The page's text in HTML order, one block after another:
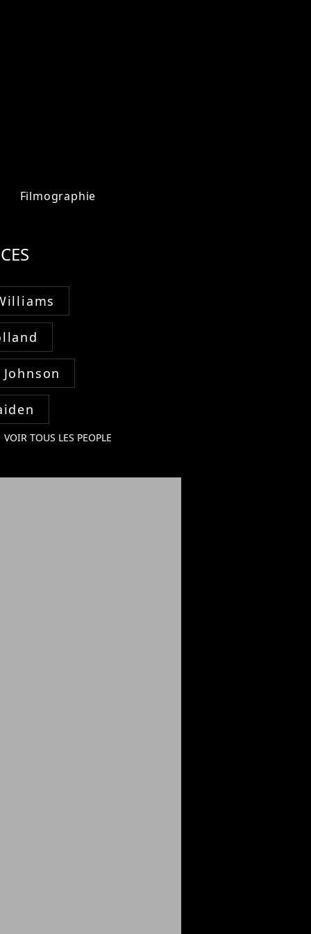
Filmographie
VOIR TOUS LES PEOPLE